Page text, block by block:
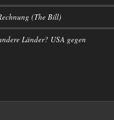
(The Bill)
Länder? USA gegen